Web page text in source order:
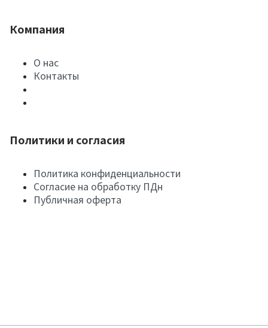
Компания
О нас
Контакты
Политики и согласия
Политика конфиденциальности
Согласие на обработку ПДн
Публичная оферта